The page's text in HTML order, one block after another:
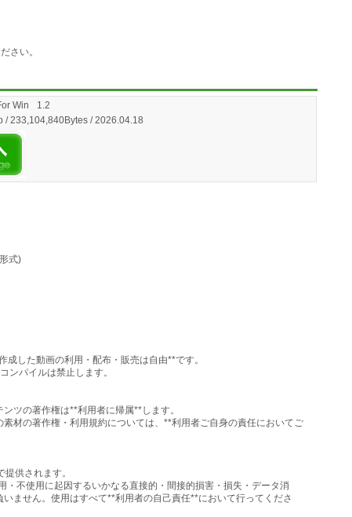
さい。
Win 1.2
/ 233,104,840Bytes / 2026.04.18
式)
した動画の利用・配布・販売は自由**です。
ンパイルは禁止します。
ツの著作権は**利用者に帰属**します。
材の著作権・利用規約については、**利用者ご自身の責任においてご
供されます。
・不使用に起因するいかなる直接的・間接的損害・損失・データ消
ません。使用はすべて**利用者の自己責任**において行ってくださ